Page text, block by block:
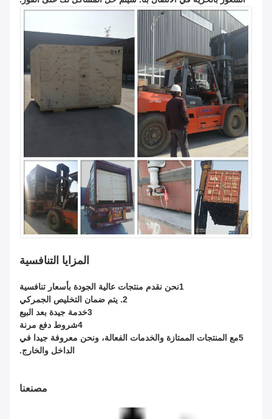
المزايا التنافسية
1نحن نقدم منتجات عالية الجودة بأسعار تنافسية
2. يتم ضمان التخليص الجمركي
3خدمة جيدة بعد البيع
4شروط دفع مرنة
5مع المنتجات الممتازة والخدمات الفعالة، ونحن معروفة جيدا في
الداخل والخارج.
مصنعنا